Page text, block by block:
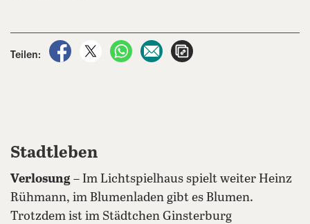
Teilen:
auf Facebook teilen
auf X teilenper WhatsApp teilen
per E-Mail teilen
Stadtleben
Verlosung – Im Lichtspielhaus spielt weiter Heinz
Rühmann, im Blumenladen gibt es Blumen.
Trotzdem ist im Städtchen Ginsterburg